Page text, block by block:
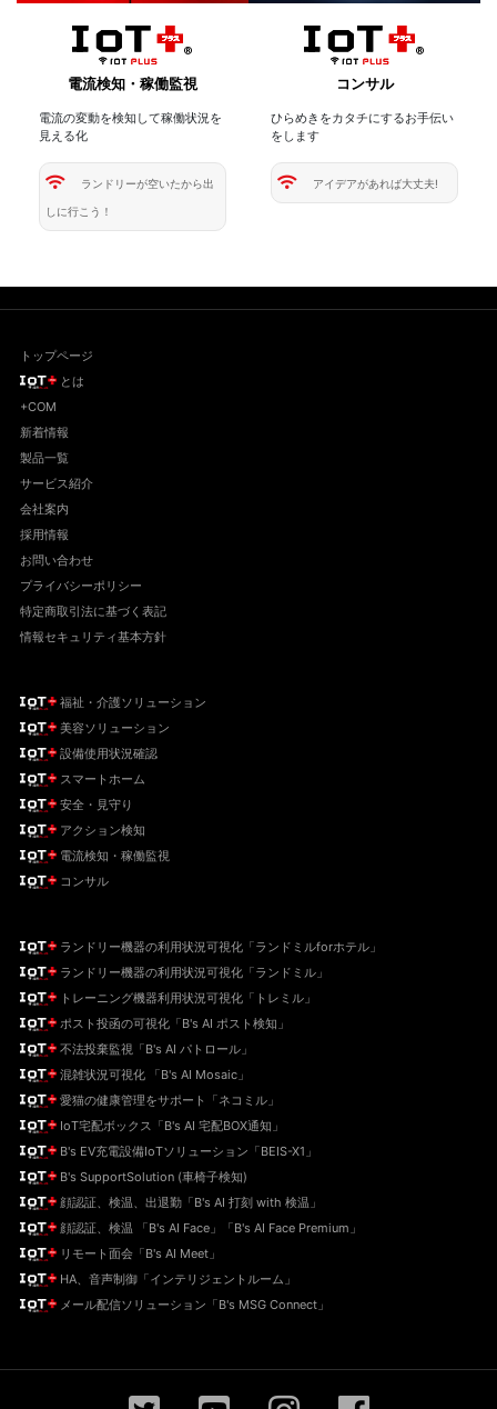
電流検知・稼働監視
電流の変動を検知して稼働状況を
見える化
ランドリーが空いたから出
しに行こう！
コンサル
ひらめきをカタチにするお手伝い
をします
アイデアがあれば大丈夫!
トップページ
とは
+COM
新着情報
製品一覧
サービス紹介
会社案内
採用情報
お問い合わせ
プライバシーポリシー
特定商取引法に基づく表記
情報セキュリティ基本方針
福祉・介護ソリューション
美容ソリューション
設備使用状況確認
スマートホーム
安全・見守り
アクション検知
電流検知・稼働監視
コンサル
ランドリー機器の利用状況可視化「ランドミルforホテル」
ランドリー機器の利用状況可視化「ランドミル」
トレーニング機器利用状況可視化「トレミル」
ポスト投函の可視化「B's AI ポスト検知」
不法投棄監視「B's AI パトロール」
混雑状況可視化 「B's AI Mosaic」
愛猫の健康管理をサポート「ネコミル」
IoT宅配ボックス「B's AI 宅配BOX通知」
B's EV充電設備IoTソリューション「BEIS-X1」
B's SupportSolution (車椅子検知)
顔認証、検温、出退勤「B's AI 打刻 with 検温」
顔認証、検温 「B's AI Face」「B's AI Face Premium」
リモート面会「B's AI Meet」
HA、音声制御「インテリジェントルーム」
メール配信ソリューション「B's MSG Connect」